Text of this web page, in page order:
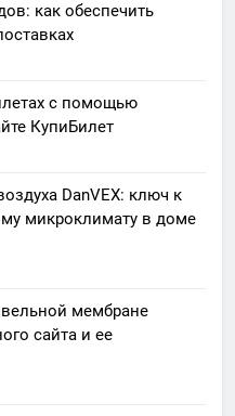
как обеспечить
с помощью
КупиБилет
DanVEX: ключ к
микроклимату в доме
мембране
сайта и ее